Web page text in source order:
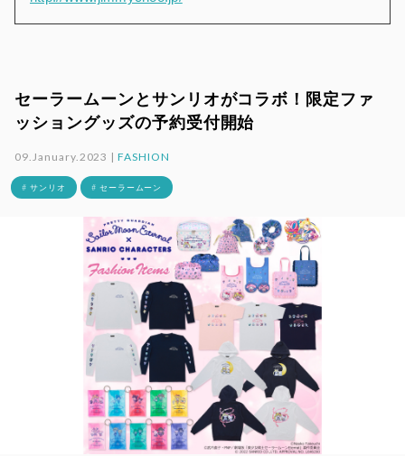
セーラームーンとサンリオがコラボ！限定ファ
ッショングッズの予約受付開始
09.January.2023 |FASHION
# サンリオ # セーラームーン